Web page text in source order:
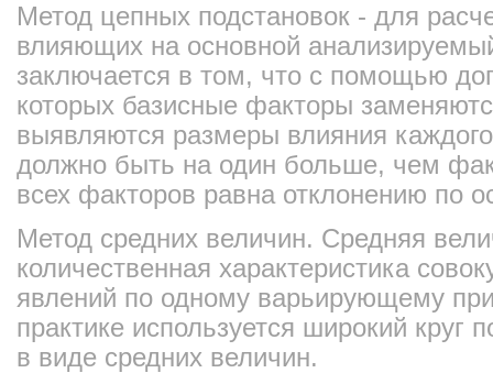
Метод цепных подстановок - для
влияющих на основной
заключается в том, что с помощью
которых базисные факторы
выявляются размеры влияния
должно быть на один больше, чем
всех факторов равна отклонению по
Метод средних величин. Средняя
количественная характеристика
явлений по одному варьирующему
практике используется широкий круг
в виде средних величин.